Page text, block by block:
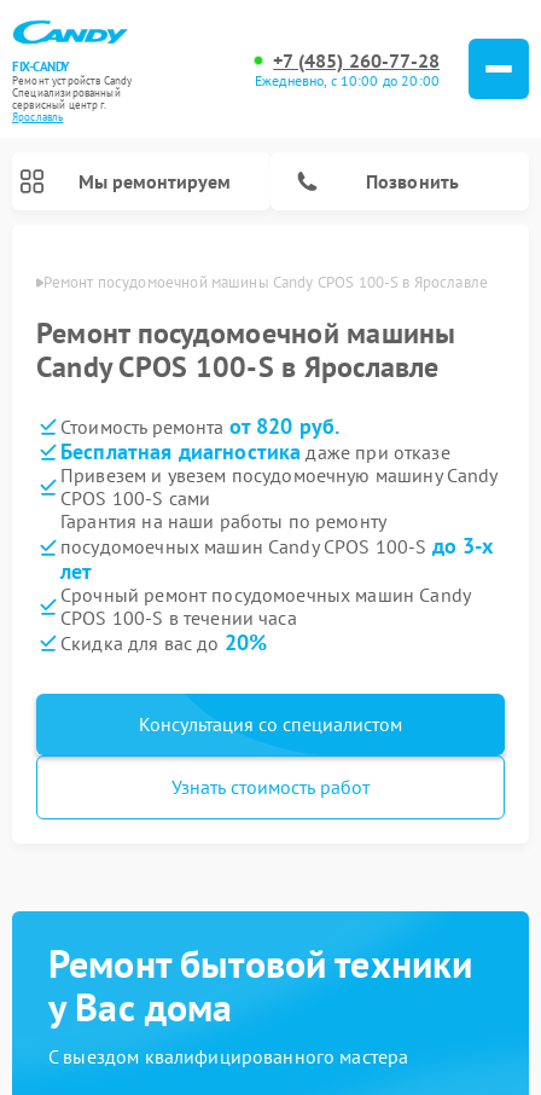
FIX-CANDY
Ремонт устройств Candy
Специализированный
cервисный центр г.
Ярославль
+7 (485) 260-77-28
Ежедневно, с 10:00 до 20:00
Мы ремонтируем Позвонить
Ремонт посудомоечной машины Candy CPOS 100-S в Ярославле
Ремонт посудомоечной машины
Candy CPOS 100-S в Ярославле
Стоимость ремонта от 820 руб.
Бесплатная диагностика даже при отказе
Привезем и увезем посудомоечную машину Candy
CPOS 100-S сами
Гарантия на наши работы по ремонту
посудомоечных машин Candy CPOS 100-S до 3-х
лет
Срочный ремонт посудомоечных машин Candy
CPOS 100-S в течении часа
Скидка для вас до 20%
Консультация со специалистом
Узнать стоимость работ
Ремонт бытовой техники
у Вас дома
С выездом квалифицированного мастера